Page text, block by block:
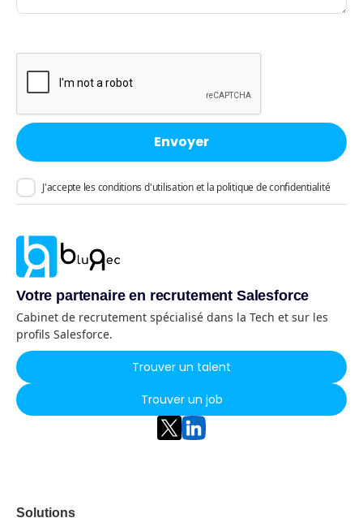
J'accepte les conditions d'utilisation et la politique de confidentialité
Votre partenaire en recrutement Salesforce
Cabinet de recrutement spécialisé dans la Tech et sur les
profils Salesforce.
Trouver un talent
Trouver un job
Solutions